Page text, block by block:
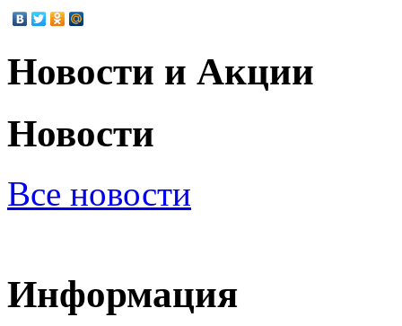
Новости и Акции
Новости
Все новости
Информация